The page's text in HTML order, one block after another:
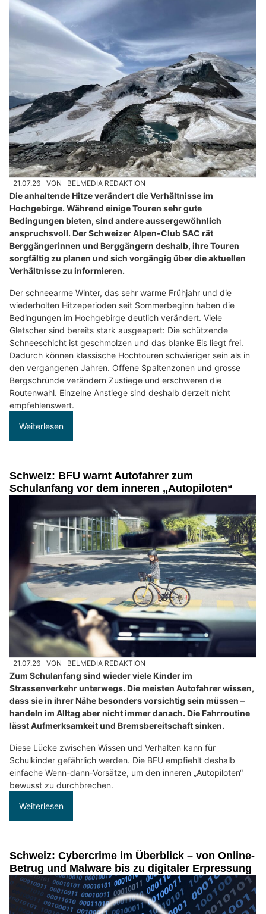
21.07.26 VON BELMEDIA REDAKTION
Die anhaltende Hitze verändert die Verhältnisse im
Hochgebirge. Während einige Touren sehr gute
Bedingungen bieten, sind andere aussergewöhnlich
anspruchsvoll. Der Schweizer Alpen-Club SAC rät
Berggängerinnen und Berggängern deshalb, ihre Touren
sorgfältig zu planen und sich vorgängig über die aktuellen
Verhältnisse zu informieren.
Der schneearme Winter, das sehr warme Frühjahr und die
wiederholten Hitzeperioden seit Sommerbeginn haben die
Bedingungen im Hochgebirge deutlich verändert. Viele
Gletscher sind bereits stark ausgeapert: Die schützende
Schneeschicht ist geschmolzen und das blanke Eis liegt frei.
Dadurch können klassische Hochtouren schwieriger sein als in
den vergangenen Jahren. Offene Spaltenzonen und grosse
Bergschründe verändern Zustiege und erschweren die
Routenwahl. Einzelne Anstiege sind deshalb derzeit nicht
empfehlenswert.
Weiterlesen
Schweiz: BFU warnt Autofahrer zum
Schulanfang vor dem inneren „Autopiloten“
21.07.26 VON BELMEDIA REDAKTION
Zum Schulanfang sind wieder viele Kinder im
Strassenverkehr unterwegs. Die meisten Autofahrer wissen,
dass sie in ihrer Nähe besonders vorsichtig sein müssen –
handeln im Alltag aber nicht immer danach. Die Fahrroutine
lässt Aufmerksamkeit und Bremsbereitschaft sinken.
Diese Lücke zwischen Wissen und Verhalten kann für
Schulkinder gefährlich werden. Die BFU empfiehlt deshalb
einfache Wenn-dann-Vorsätze, um den inneren „Autopiloten“
bewusst zu durchbrechen.
Weiterlesen
Schweiz: Cybercrime im Überblick – von Online-
Betrug und Malware bis zu digitaler Erpressung